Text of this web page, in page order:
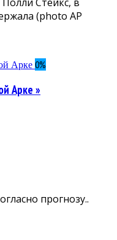
(photo AP
0%
Арке »
прогнозу..